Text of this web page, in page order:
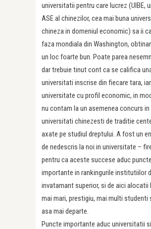
universitatii pentru care lucrez (UIBE,
ASE al chinezilor, cea mai buna
chineza in domeniul economic) sa ii
faza mondiala din Washington,
un loc foarte bun. Poate parea
dar trebuie tinut cont ca se califica
universitati inscrise din fiecare tara,
universitate cu profil economic, in
nu contam la un asemenea concurs
universitati chinezesti de traditie
axate pe studiul dreptului. A fost un
de nedescris la noi in universitate –
pentru ca aceste succese aduc puncte
importante in rankingurile institutiilor
invatamant superior, si de aici alocatii
mai mari, prestigiu, mai multi studenti
asa mai departe.
Puncte importante aduc universitatii